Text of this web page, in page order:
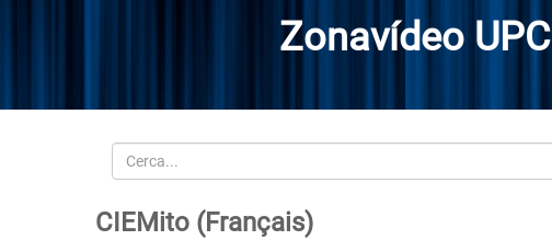
Zonavídeo UPC
Cerca
CIEMito (Français)